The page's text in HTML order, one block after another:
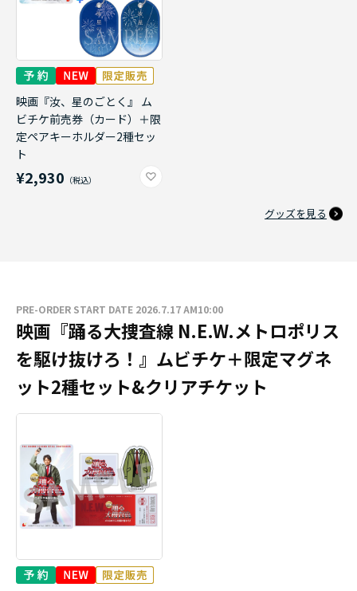
映画『汝、星のごとく』 ム
ビチケ前売券（カード）＋限
定ペアキーホルダー2種セッ
ト
¥2,930
グッズを見る
PRE-ORDER START DATE 2026.7.17 AM10:00
映画『踊る大捜査線 N.E.W.メトロポリス
を駆け抜けろ！』ムビチケ＋限定マグネ
ット2種セット&クリアチケット